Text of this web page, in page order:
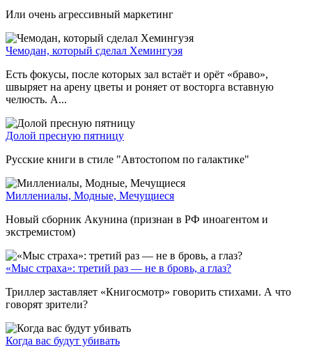
Или очень агрессивный маркетинг
Чемодан, который сделал Хемингуэя
Есть фокусы, после которых зал встаёт и орёт «браво»,
швыряет на арену цветы и роняет от восторга вставную
челюсть. А...
Долой пресную пятницу
Русские книги в стиле "Автостопом по галактике"
Миллениалы, Модные, Мечущиеся
Новый сборник Акунина (признан в РФ иноагентом и
экстремистом)
«Мыс страха»: третий раз — не в бровь, а глаз?
Триллер заставляет «Книгосмотр» говорить стихами. А что
говорят зрители?
Когда вас будут убивать